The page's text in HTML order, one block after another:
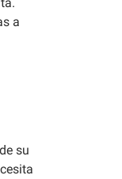
a
su